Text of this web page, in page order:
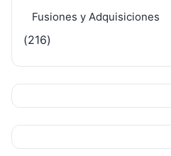
Fusiones y Adquisiciones
(216)